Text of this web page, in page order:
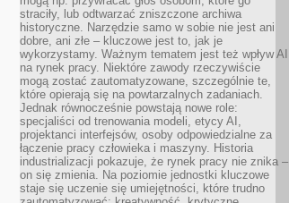
straciły, lub odtwarzać zniszczone archiwa
historyczne. Narzędzie samo w sobie nie jest ani
dobre, ani złe – kluczowe jest to, jak je
wykorzystamy. Ważnym tematem jest też wpływ AI
na rynek pracy. Niektóre zawody rzeczywiście
mogą zostać zautomatyzowane, szczególnie te,
które opierają się na powtarzalnych zadaniach.
Jednak równocześnie powstają nowe role:
specjaliści od trenowania modeli, etycy AI,
projektanci interfejsów, osoby odpowiedzialne za
łączenie pracy człowieka i maszyny. Historia
industrializacji pokazuje, że rynek pracy nie znika –
on się zmienia. Na poziomie jednostki kluczowe
staje się uczenie się umiejętności, które trudno